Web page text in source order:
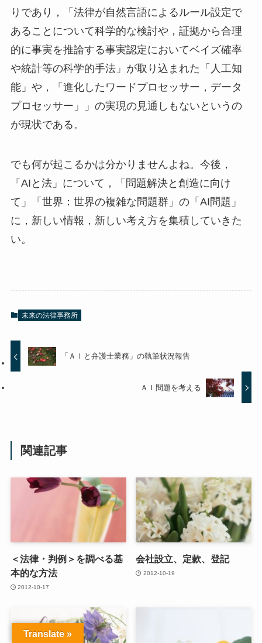
りであり，「法律が自然言語によるルール設定で
あることについて科学的な検討や，証拠から合理
的に事実を推論する事実認定においてベイズ確率
や統計等の科学的手法」が取り込まれた「人工知
能」や，「進化したワードプロセッサー，データ
プロセッサー」」の実現の見通しもないというの
が現状である。
でも何が起こるかは分かりませんよね。今後，
「AIと法」について，「問題解決と創造に向け
て」「世界：世界の複雑な問題群」の「AI問題」
に，新しい情報，新しい考え方を集積していきた
い。
未来の法律事務所
「ＡＩと弁護士業務」の執筆状況報告
ＡＩ問題を考える
関連記事
＜法律・判例＞を調べる基
本的な方法
2012-10-17
会社設立、定款、登記
2012-10-19
Translate »